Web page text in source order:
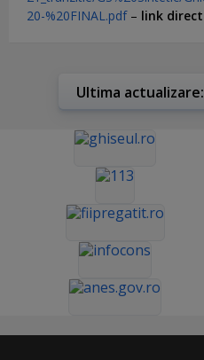
20-%20FINAL.pdf– link
Ultima